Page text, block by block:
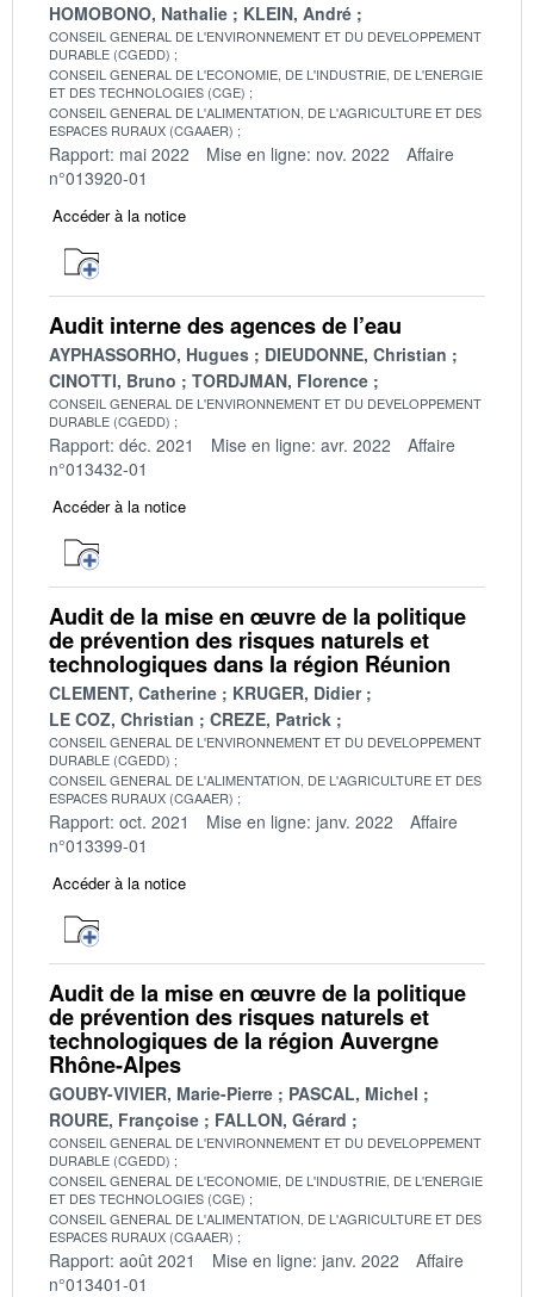
HOMOBONO, Nathalie KLEIN, André
CONSEIL GENERAL DE L'ENVIRONNEMENT ET DU DEVELOPPEMENT
DURABLE (CGEDD)
CONSEIL GENERAL DE L'ECONOMIE, DE L'INDUSTRIE, DE L'ENERGIE
ET DES TECHNOLOGIES (CGE)
CONSEIL GENERAL DE L'ALIMENTATION, DE L'AGRICULTURE ET DES
ESPACES RURAUX (CGAAER)
Rapport: mai 2022 Mise en ligne: nov. 2022
Affaire
n°013920-01
Accéder à la notice
Audit interne des agences de l’eau
AYPHASSORHO, Hugues
DIEUDONNE, Christian
CINOTTI, Bruno
TORDJMAN, Florence
CONSEIL GENERAL DE L'ENVIRONNEMENT ET DU DEVELOPPEMENT
DURABLE (CGEDD)
Rapport: déc. 2021 Mise en ligne: avr. 2022
Affaire
n°013432-01
Accéder à la notice
Audit de la mise en œuvre de la politique
de prévention des risques naturels et
technologiques dans la région Réunion
CLEMENT, Catherine
KRUGER, Didier
LE COZ, Christian
CREZE, Patrick
CONSEIL GENERAL DE L'ENVIRONNEMENT ET DU DEVELOPPEMENT
DURABLE (CGEDD)
CONSEIL GENERAL DE L'ALIMENTATION, DE L'AGRICULTURE ET DES
ESPACES RURAUX (CGAAER)
Rapport: oct. 2021 Mise en ligne: janv. 2022
Affaire
n°013399-01
Accéder à la notice
Audit de la mise en œuvre de la politique
de prévention des risques naturels et
technologiques de la région Auvergne
Rhône-Alpes
GOUBY-VIVIER, Marie-Pierre
PASCAL, Michel
ROURE, Françoise
FALLON, Gérard
CONSEIL GENERAL DE L'ENVIRONNEMENT ET DU DEVELOPPEMENT
DURABLE (CGEDD)
CONSEIL GENERAL DE L'ECONOMIE, DE L'INDUSTRIE, DE L'ENERGIE
ET DES TECHNOLOGIES (CGE)
CONSEIL GENERAL DE L'ALIMENTATION, DE L'AGRICULTURE ET DES
ESPACES RURAUX (CGAAER)
Rapport: août 2021 Mise en ligne: janv. 2022
Affaire
n°013401-01